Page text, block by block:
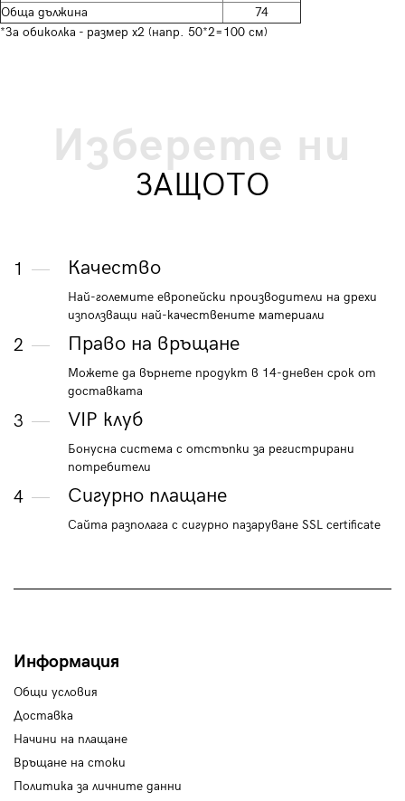
Обща дължина
74
*За обиколка - размер х2 (напр. 50*2=100 см)
Изберете ни
ЗАЩОТО
1 Качество
Най-големите европейски производители на дрехи
използващи най-качествените материали
2 Право на връщане
Можете да върнете продукт в 14-дневен срок от
доставката
3 VIP клуб
Бонусна система с отстъпки за регистрирани
потребители
4 Сигурно плащане
Сайта разполага с сигурно пазаруване SSL certificate
Информация
Общи условия
Доставка
Начини на плащане
Връщане на стоки
Политика за личните данни